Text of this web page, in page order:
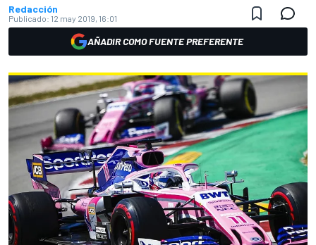
Redacción
Publicado: 12 may 2019, 16:01
AÑADIR COMO FUENTE PREFERENTE